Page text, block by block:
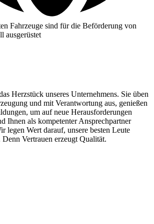
Fahrzeuge sind für die Beförderung von
ausgerüstet
Herzstück unseres Unternehmens. Sie üben
und mit Verantwortung aus, genießen
um auf neue Herausforderungen
Ihnen als kompetenter Ansprechpartner
legen Wert darauf, unsere besten Leute
Vertrauen erzeugt Qualität.